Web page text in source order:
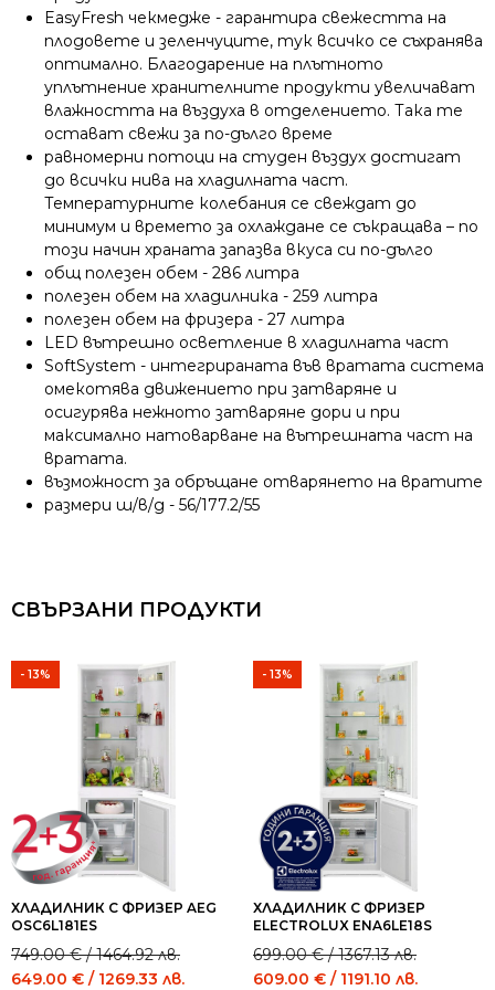
EasyFresh чекмедже - гарантира свежестта на
плодовете и зеленчуците, тук всичко се съхранява
оптимално. Благодарение на плътното
уплътнение хранителните продукти увеличават
влажността на въздуха в отделението. Така те
остават свежи за по-дълго време
равномерни потоци на студен въздух достигат
до всички нива на хладилната част.
Температурните колебания се свеждат до
минимум и времето за охлаждане се съкращава – по
този начин храната запазва вкуса си по-дълго
общ полезен обем - 286 литра
полезен обем на хладилника - 259 литра
полезен обем на фризера - 27 литра
LED вътрешно осветление в хладилната част
SoftSystem - интегрираната във вратата система
омекотява движението при затваряне и
осигурява нежното затваряне дори и при
максимално натоварване на вътрешната част на
вратата.
възможност за обръщане отварянето на вратите
размери ш/в/д - 56/177.2/55
СВЪРЗАНИ ПРОДУКТИ
- 13%
ХЛАДИЛНИК С ФРИЗЕР AEG
OSC6L181ES
749.00€/ 1464.92 лв.
Original
price
649.00 € / 1269.33 лв.
Current
price
- 13%
ХЛАДИЛНИК С ФРИЗЕР
ELECTROLUX ENA6LE18S
699.00€/ 1367.13 лв.
Original
price
609.00 € / 1191.10 лв.
Current
price